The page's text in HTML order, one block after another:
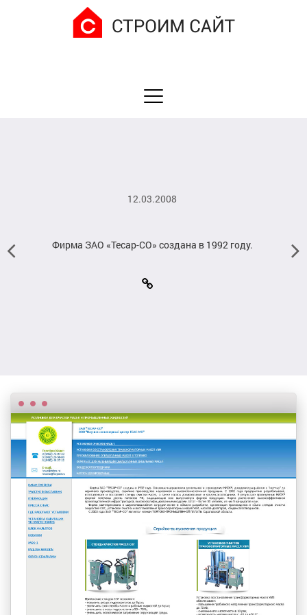
12.03.2008
Фирма ЗАО «Тесар-СО» создана в 1992 году.